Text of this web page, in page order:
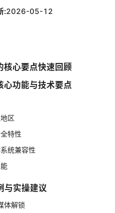
:2026-05-12
心要点快速回顾
功能与技术要点
区
特性
统兼容性
与实操建议
体解锁